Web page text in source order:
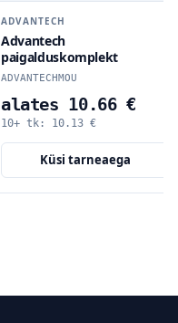
ADVANTECH
Advantech
paigalduskomplekt
ADVANTECHMOU
alates 10.66 €
10+ tk: 10.13 €
Küsi tarneaega